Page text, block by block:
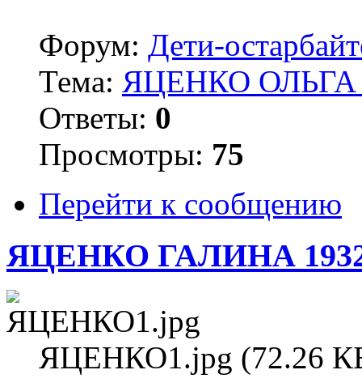
Форум: Дети-
Тема: ЯЦЕНКО ОЛЬГА
Ответы: 0
Просмотры: 75
Перейти к сообщению
ЯЦЕНКО ГАЛИНА
ЯЦЕНКО1.jpg (72.26